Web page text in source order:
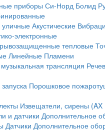
приборы Си-Норд Болид
Акустические
электронные
тепловые
Линейные Пламени
трансляция
Порошковое
Извещатели, сирены (AX
и датчики Дополнительное
Датчики Дополнительное